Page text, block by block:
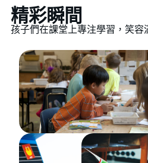
精彩瞬間
孩子們在課堂上專注學習，笑容